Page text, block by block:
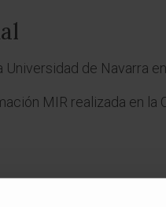
de Navarra
MIR realizada en la